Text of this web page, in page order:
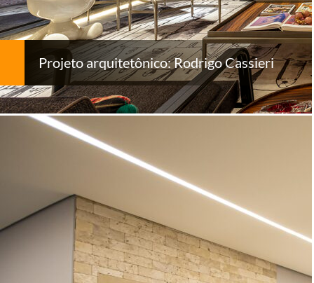
Projeto arquitetônico: Rodrigo Cassieri